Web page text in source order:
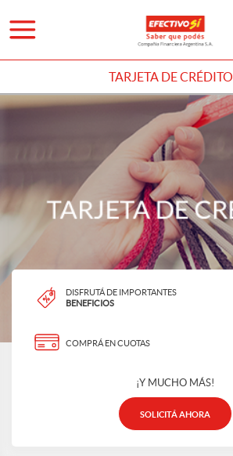
TARJETA DE CRÉDITO
DISFRUTÁ DE IMPORTANTES
BENEFICIOS
COMPRÁ EN CUOTAS
¡Y MUCHO MÁS!
SOLICITÁ AHORA